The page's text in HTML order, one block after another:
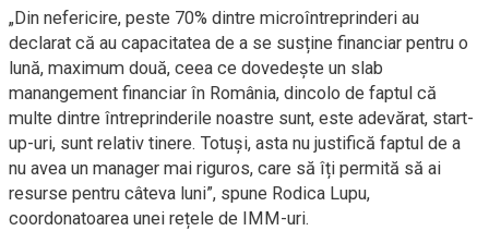
„Din nefericire, peste 70% dintre microîntreprinderi au
declarat că au capacitatea de a se susține financiar pentru o
lună, maximum două, ceea ce dovedește un slab
manangement financiar în România, dincolo de faptul că
multe dintre întreprinderile noastre sunt, este adevărat, start-
up-uri, sunt relativ tinere. Totuși, asta nu justifică faptul de a
nu avea un manager mai riguros, care să îți permită să ai
resurse pentru câteva luni”, spune Rodica Lupu,
coordonatoarea unei rețele de IMM-uri.